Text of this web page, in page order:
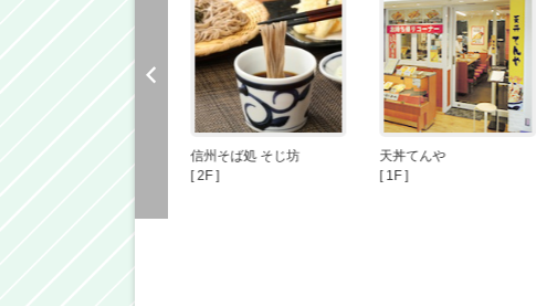
信州そば処 そじ坊
[ 2F ]
天丼てんや
[ 1F ]